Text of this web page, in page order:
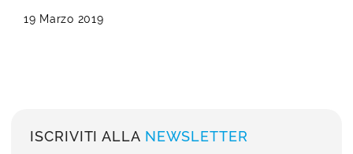
19 Marzo 2019
ISCRIVITI ALLA NEWSLETTER